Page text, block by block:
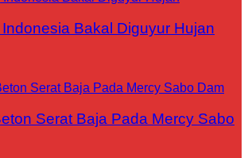
Bakal Diguyur Hujan
Serat Baja Pada Mercy Sabo